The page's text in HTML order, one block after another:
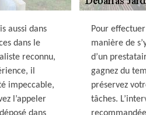
aussi dans
dans le
reconnu,
il
impeccable,
l’appeler
dans
Pour
manière de
d’un
gagnez du
préservez
tâches.